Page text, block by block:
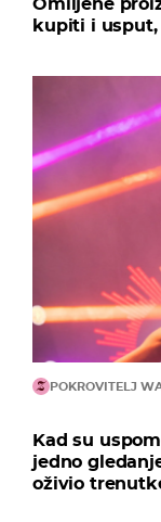
Omiljene
kupiti i
POKROVITELJ
Kad su
jedno
oživio